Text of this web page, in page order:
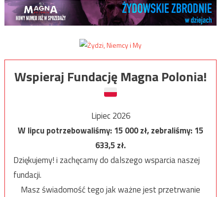
Wspieraj Fundację Magna Polonia!
Lipiec 2026
W lipcu potrzebowaliśmy:15 000zł, zebraliśmy:15
633,5zł.
Dziękujemy! i zachęcamy do dalszego wsparcia naszej
fundacji.
Masz świadomość tego jak ważne jest przetrwanie